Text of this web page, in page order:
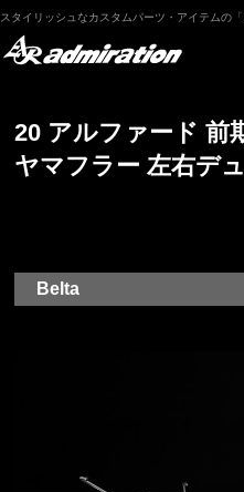
スタイリッシュなカスタムパーツ・アイテムの「
20 アルファード 前
ヤマフラー 左右デ
Belta